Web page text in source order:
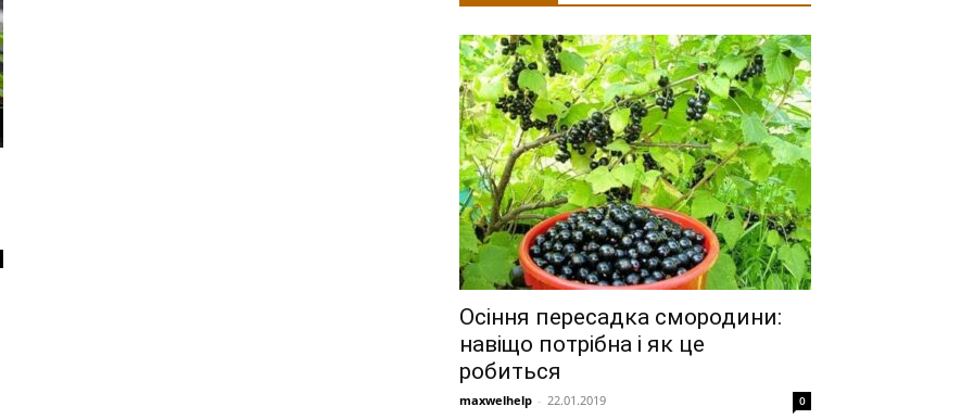
Осіння пересадка смородини:
навіщо потрібна і як це
робиться
maxwelhelp - 22.01.2019 0